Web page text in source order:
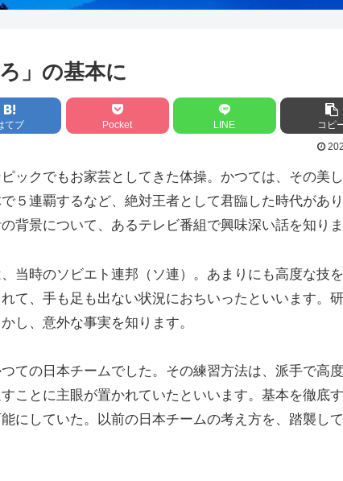
」の基本に
てブ Pocket LINE
コピ
ックでもお家芸としてきた体操。かつては、その美
５連覇するなど、絶対王者として君臨した時代があ
背景について、あるテレビ番組で興味深い話を知りま
当時のソビエト連邦（ソ連）。あまりにも高度な技
て、手も足も出ない状況におちいったといいます。
し、意外な事実を知ります。
ての日本チームでした。その練習方法は、派手で高
ことに主眼が置かれていたといいます。基本を徹底
にしていた。以前の日本チームの考え方を、踏襲し